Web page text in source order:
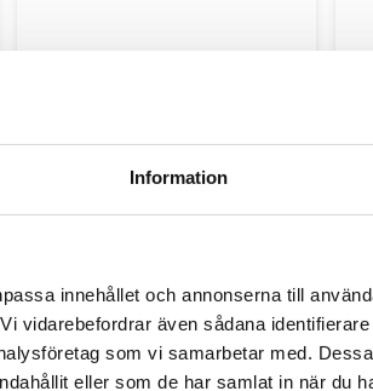
Information
innehållet och annonserna till
vidarebefordrar även sådana
som vi samarbetar med.
eller som de har samlat in när du
276kr345kr